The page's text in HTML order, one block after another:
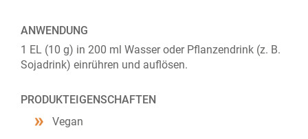
ANWENDUNG
1 EL (10 g) in 200 ml Wasser oder Pflanzendrink (z. B.
Sojadrink) einrühren und auflösen.
PRODUKTEIGENSCHAFTEN
Vegan